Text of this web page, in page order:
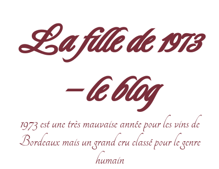
La fille de 1973
– le blog
1973 est une très mauvaise année pour les vins de
Bordeaux mais un grand cru classé pour le genre
humain